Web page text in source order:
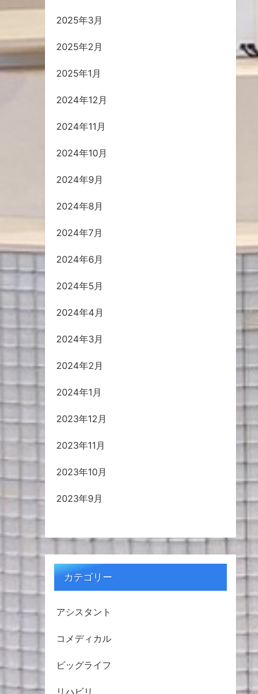
2025年3月
2025年2月
2025年1月
2024年12月
2024年11月
2024年10月
2024年9月
2024年8月
2024年7月
2024年6月
2024年5月
2024年4月
2024年3月
2024年2月
2024年1月
2023年12月
2023年11月
2023年10月
2023年9月
カテゴリー
アシスタント
コメディカル
ビッグライフ
リハビリ